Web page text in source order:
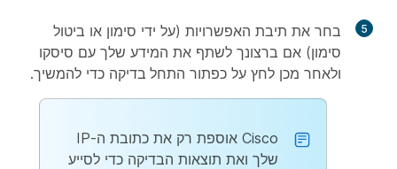
5
בחר את תיבת האפשרויות (על ידי סימון או ביטול
סימון) אם ברצונך לשתף את המידע שלך עם סיסקו
ולאחר מכן לחץ על כפתור התחל בדיקה כדי להמשיך.
Cisco אוספת רק את כתובת ה-IP
שלך ואת תוצאות הבדיקה כדי לסייע